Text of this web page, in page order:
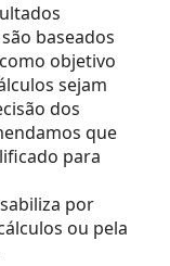
são baseados
objetivo
sejam
dos
que
para
por
ou pela